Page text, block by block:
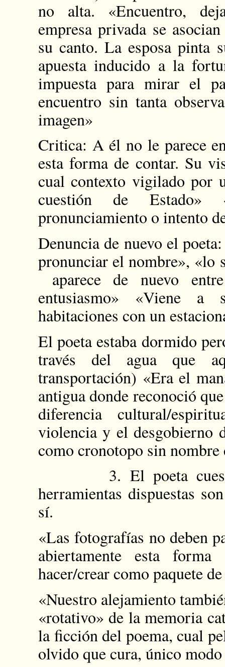
no alta. «Encuentro,
empresa privada se
su canto. La esposa pinta
apuesta inducido a la
impuesta para mirar el
encuentro sin tanta
imagen»
Critica: A él no le parece
esta forma de contar. Su
cual contexto vigilado por
cuestión de Estado»
pronunciamiento o intento
Denuncia de nuevo el
pronunciar el nombre», «lo
aparece de nuevo
entusiasmo» «Viene a
habitaciones con un
El poeta estaba dormido
través del agua que
transportación) «Era el
antigua donde reconoció
diferencia cultural/
violencia y el desgobierno
como cronotopo sin
3. El poeta
herramientas dispuestas
sí.
«Las fotografías no deben
abiertamente esta
hacer/crear como paquete
«Nuestro alejamiento
«rotativo» de la memoria
la ficción del poema, cual
olvido que cura, único